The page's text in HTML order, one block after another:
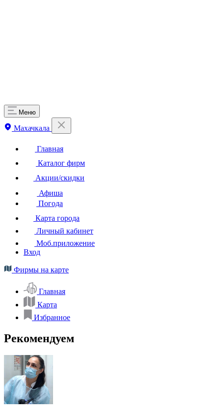
Меню
Махачкала
Главная
Каталог фирм
Акции/скидки
Афиша
Погода
Карта города
Личный кабинет
Моб.приложение
Вход
Фирмы на карте
Главная
Карта
Избранное
Рекомендуем